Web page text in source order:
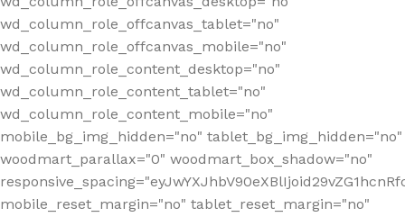
wd_column_role_offcanvas_tablet="no"
wd_column_role_offcanvas_mobile="no"
wd_column_role_content_desktop="no"
wd_column_role_content_tablet="no"
wd_column_role_content_mobile="no"
mobile_bg_img_hidden="no" tablet_bg_img_hidden="no"
woodmart_parallax="0" woodmart_box_shadow="no"
mobile_reset_margin="no" tablet_reset_margin="no"